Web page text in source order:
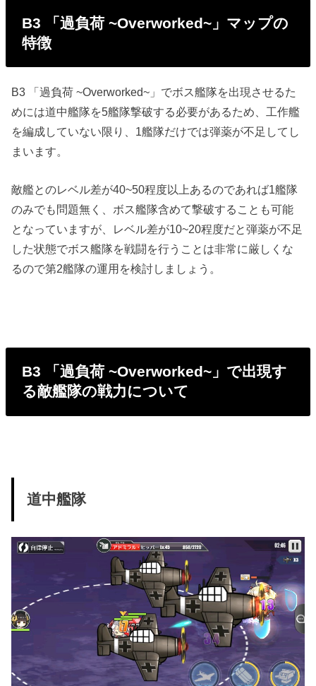
B3 「過負荷 ~Overworked~」マップの
特徴
B3 「過負荷 ~Overworked~」でボス艦隊を出現させるた
めには道中艦隊を5艦隊撃破する必要があるため、工作艦
を編成していない限り、1艦隊だけでは弾薬が不足してし
まいます。
敵艦とのレベル差が40~50程度以上あるのであれば1艦隊
のみでも問題無く、ボス艦隊含めて撃破することも可能
となっていますが、レベル差が10~20程度だと弾薬が不足
した状態でボス艦隊を戦闘を行うことは非常に厳しくな
るので第2艦隊の運用を検討しましょう。
B3 「過負荷 ~Overworked~」で出現す
る敵艦隊の戦力について
道中艦隊